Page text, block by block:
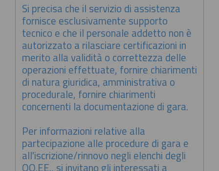
Si precisa che il servizio di assistenza
fornisce esclusivamente supporto
tecnico e che il personale addetto non è
autorizzato a rilasciare certificazioni in
merito alla validità o correttezza delle
operazioni effettuate, fornire chiarimenti
di natura giuridica, amministrativa o
procedurale, fornire chiarimenti
concernenti la documentazione di gara.
Per informazioni relative alla
partecipazione alle procedure di gara e
all'iscrizione/rinnovo negli elenchi degli
OO.EE., si invitano gli interessati a